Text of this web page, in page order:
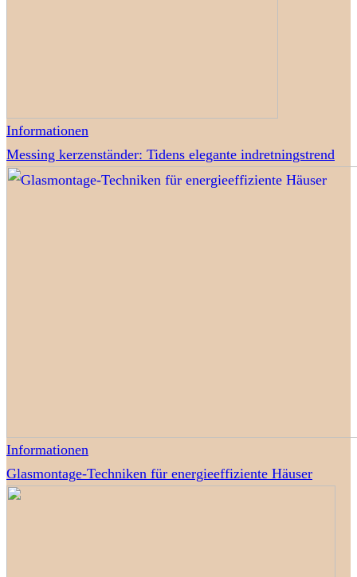
Informationen
Messing kerzenständer: Tidens elegante indretningstrend
Informationen
Glasmontage-Techniken für energieeffiziente Häuser